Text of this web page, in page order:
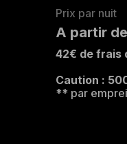
Prix par nuit
A partir
42€ de frais
Caution :
** par